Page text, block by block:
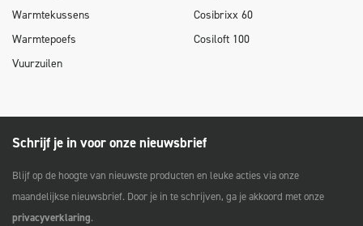
Warmtekussens
Warmtepoefs
Vuurzuilen
Cosibrixx 60
Cosiloft 100
Schrijf je in voor onze nieuwsbrief
Blijf op de hoogte van nieuwste producten en leuke acties via onze
maandelijkse nieuwsbrief. Door je in te schrijven, ga je akkoord met onze
privacyverklaring.